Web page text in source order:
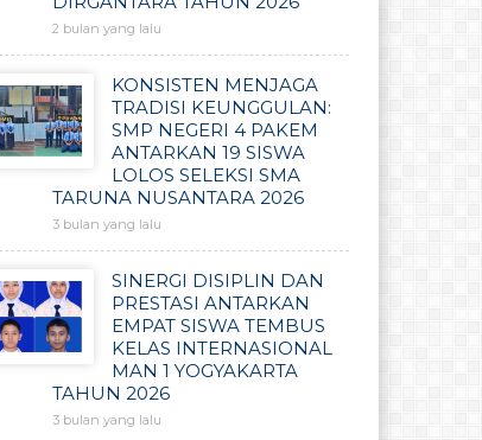
2 bulan yang lalu
KONSISTEN MENJAGA
TRADISI KEUNGGULAN:
SMP NEGERI 4 PAKEM
ANTARKAN 19 SISWA
LOLOS SELEKSI SMA
TARUNA NUSANTARA 2026
3 bulan yang lalu
SINERGI DISIPLIN DAN
PRESTASI ANTARKAN
EMPAT SISWA TEMBUS
KELAS INTERNASIONAL
MAN 1 YOGYAKARTA
TAHUN 2026
3 bulan yang lalu